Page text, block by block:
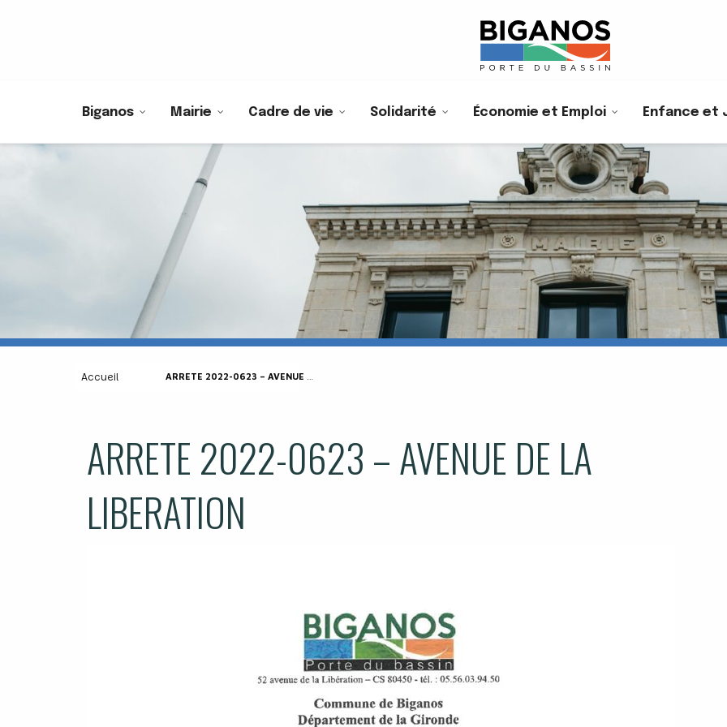
Biganos Mairie Cadre de vie Solidarité Économie et Emploi Enfance et
Accueil ARRETE 2022-0623 – AVENUE DE LA LIBERATION
ARRETE 2022-0623 – AVENUE DE LA
LIBERATION